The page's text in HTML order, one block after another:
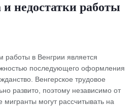
недостатки работы
в Венгрии является
последующего оформления
Венгерское трудовое
развито, поэтому независимо от
мигранты могут рассчитывать на